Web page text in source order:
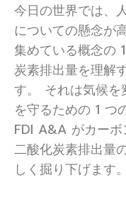
今日の世界では、
についての懸念が
集めている概念の
炭素排出量を理解
す。 それは気候を
を守るための 1 つ
FDI A&A がカーボ
二酸化炭素排出量
しく掘り下げます。